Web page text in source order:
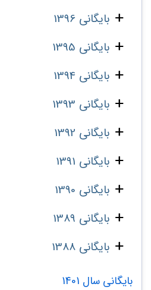
بایگانی 1396
بایگانی 1395
بایگانی 1394
بایگانی 1393
بایگانی 1392
بایگانی 1391
بایگانی 1390
بایگانی 1389
بایگانی 1388
بایگانی سال 1401